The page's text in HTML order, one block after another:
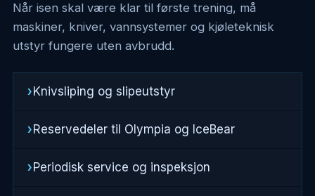
Når isen skal være klar til første trening, må
maskiner, kniver, vannsystemer og kjøleteknisk
utstyr fungere uten avbrudd.
Knivsliping og slipeutstyr
Reservedeler til Olympia og IceBear
Periodisk service og inspeksjon